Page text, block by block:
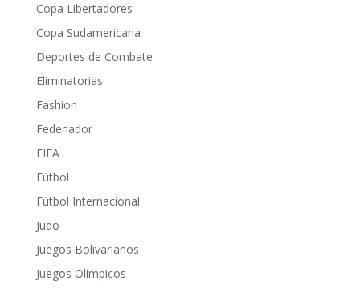
Copa Libertadores
Copa Sudamericana
Deportes de Combate
Eliminatorias
Fashion
Fedenador
FIFA
Fútbol
Fútbol Internacional
Judo
Juegos Bolivarianos
Juegos Olímpicos